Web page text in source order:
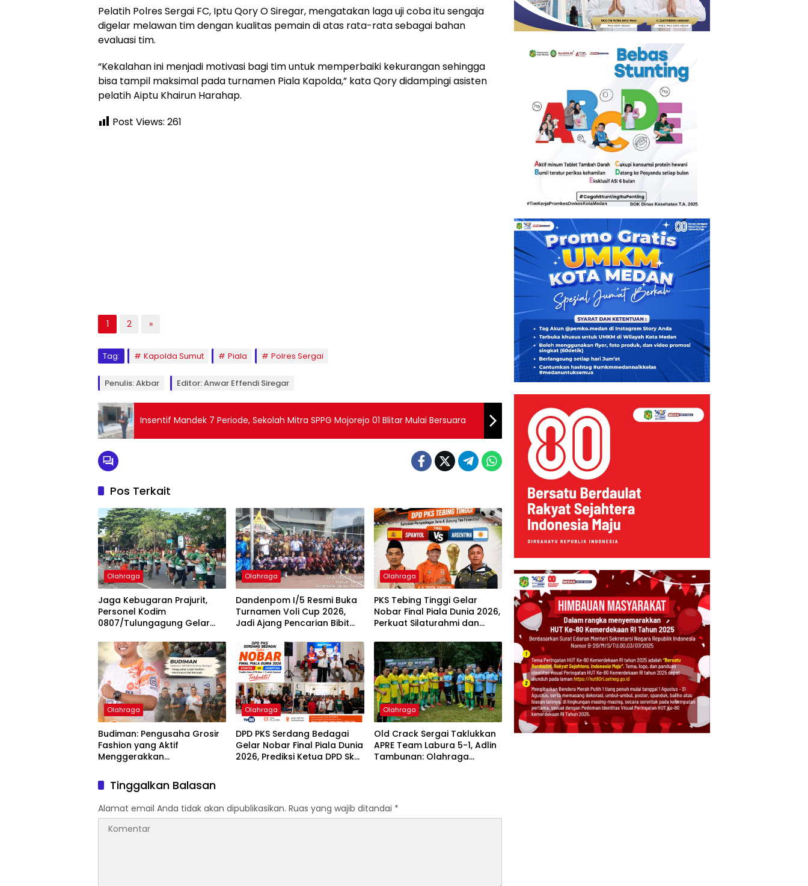
Pelatih Polres Sergai FC, Iptu Qory O Siregar, mengatakan laga uji coba itu sengaja
digelar melawan tim dengan kualitas pemain di atas rata-rata sebagai bahan
evaluasi tim.
“Kekalahan ini menjadi motivasi bagi tim untuk memperbaiki kekurangan sehingga
bisa tampil maksimal pada turnamen Piala Kapolda,” kata Qory didampingi asisten
pelatih Aiptu Khairun Harahap.
Post Views: 261
1 2 »
Tag: Kapolda Sumut Piala Polres Sergai
Penulis: Akbar Editor: Anwar Effendi Siregar
Insentif Mandek 7 Periode, Sekolah Mitra SPPG Mojorejo 01 Blitar Mulai Bersuara
Pos Terkait
Olahraga
Jaga Kebugaran Prajurit,
Personel Kodim
0807/Tulungagung Gelar
Olahraga
Dandenpom I/5 Resmi Buka
Turnamen Voli Cup 2026,
Jadi Ajang Pencarian Bibit
Olahraga
PKS Tebing Tinggi Gelar
Nobar Final Piala Dunia 2026,
Perkuat Silaturahmi dan
Bola Daerah
Olahraga
Budiman: Pengusaha Grosir
Fashion yang Aktif
Menggerakkan
Serdang Bedagai
Olahraga
DPD PKS Serdang Bedagai
Gelar Nobar Final Piala Dunia
2026, Prediksi Ketua DPD Skor
Olahraga
Old Crack Sergai Taklukkan
APRE Team Labura 5-1, Adlin
Tambunan: Olahraga
Tinggalkan Balasan
Alamat email Anda tidak akan dipublikasikan. Ruas yang wajib ditandai *